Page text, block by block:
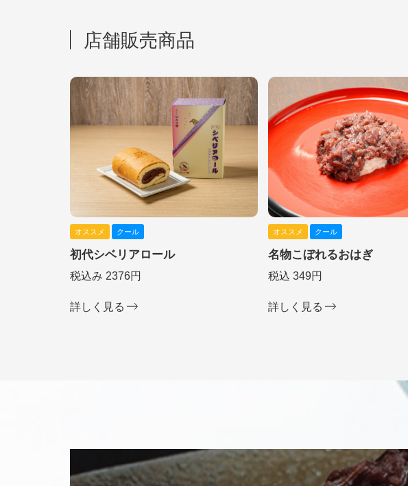
店舗販売商品
オススメ クール
初代シベリアロール
税込み 2376円
詳しく見る
オススメ クール
名物こぼれるおはぎ
税込 349円
詳しく見る